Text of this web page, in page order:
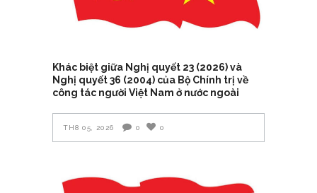
Khác biệt giữa Nghị quyết 23 (2026) và
Nghị quyết 36 (2004) của Bộ Chính trị về
công tác người Việt Nam ở nước ngoài
TH8 05, 2026 0 0